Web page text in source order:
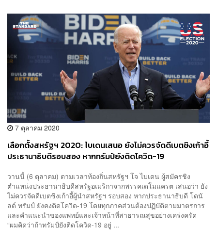
7 ตุลาคม 2020
เลือกตั้งสหรัฐฯ 2020: ไบเดนเสนอ ยังไม่ควรจัดดีเบตชิงเก้าอี้
ประธานาธิบดีรอบสอง หากทรัมป์ยังติดโควิด-19
วานนี้ (6 ตุลาคม) ตามเวลาท้องถิ่นสหรัฐฯ โจ ไบเดน ผู้สมัครชิง
ตำแหน่งประธานาธิบดีสหรัฐอเมริกาจากพรรคเดโมแครต เสนอว่า ยัง
ไม่ควรจัดดีเบตชิงเก้าอี้ผู้นำสหรัฐฯ รอบสอง หากประธานาธิบดี โดนั
ลด์ ทรัมป์ ยังคงติดโควิด-19 โดยทุกภาคส่วนต้องปฏิบัติตามมาตรการ
และคำแนะนำของแพทย์และเจ้าหน้าที่สาธารณสุขอย่างเคร่งครัด
“ผมคิดว่าถ้าทรัมป์ยังติดโควิด-19 อยู่ ...